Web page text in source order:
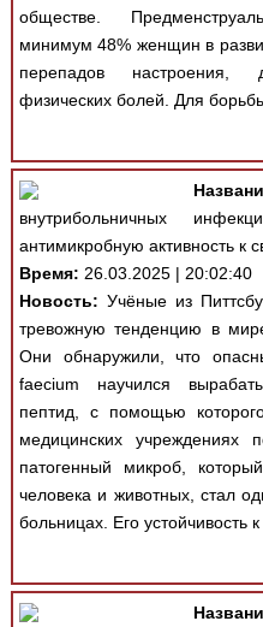
обществе.
минимум 48% женщин в
перепадов настроения,
физических болей. Для
внутрибольничных
антимикробную активность к
Время: 26.03.2025 | 20:02:40
Новость: Учёные из
тревожную тенденцию в
Они обнаружили, что
faecium научился
пептид, с помощью
медицинских учреждениях
патогенный микроб,
человека и животных, стал
больницах. Его устойчивость